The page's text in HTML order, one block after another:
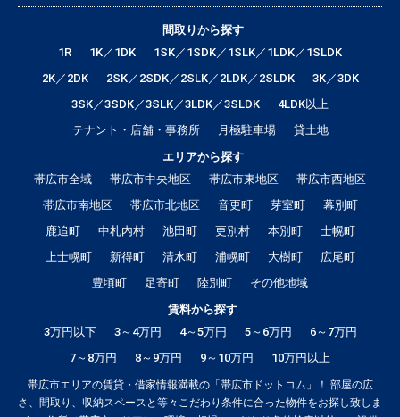
間取りから探す
1R
1K／1DK
1SK／1SDK／1SLK／1LDK／1SLDK
2K／2DK
2SK／2SDK／2SLK／2LDK／2SLDK
3K／3DK
3SK／3SDK／3SLK／3LDK／3SLDK
4LDK以上
テナント・店舗・事務所
月極駐車場
貸土地
エリアから探す
帯広市全域
帯広市中央地区 帯広市東地区
帯広市西地区
帯広市南地区
帯広市北地区 音更町 芽室町
幕別町
鹿追町
中札内村 池田町 更別村 本別町
士幌町
上士幌町
新得町 清水町 浦幌町 大樹町
広尾町
豊頃町
足寄町 陸別町
その他地域
賃料から探す
3万円以下
3～4万円 4～5万円 5～6万円
6～7万円
7～8万円
8～9万円 9～10万円 10万円以上
帯広市エリアの賃貸・借家情報満載の「帯広市ドットコム」！ 部屋の広
さ、間取り、収納スペースと等々こだわり条件に合った物件をお探し致しま